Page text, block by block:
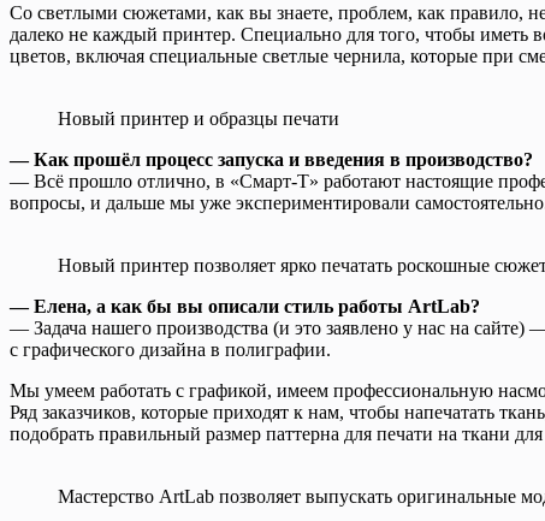
Со светлыми сюжетами, как вы знаете, проблем, как правило,
далеко не каждый принтер. Специально для того, чтобы иметь
цветов, включая специальные светлые чернила, которые при
Новый принтер и образцы печати
— Как прошёл процесс запуска и введения в производство?
— Всё прошло отлично, в «Смарт-Т» работают настоящие
вопросы, и дальше мы уже экспериментировали
Новый принтер позволяет ярко печатать роскошные
— Елена, а как бы вы описали стиль работы ArtLab?
— Задача нашего производства (и это заявлено у нас на
с графического дизайна в полиграфии.
Мы умеем работать с графикой, имеем профессиональную
Ряд заказчиков, которые приходят к нам, чтобы напечатать
подобрать правильный размер паттерна для печати на ткани
Мастерство ArtLab позволяет выпускать оригинальные